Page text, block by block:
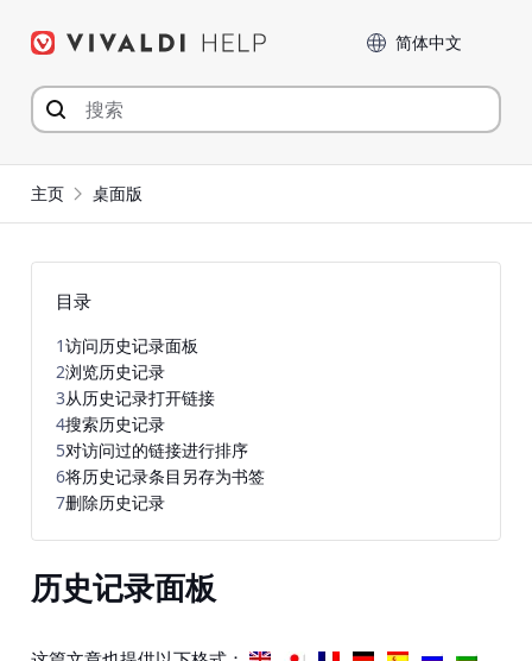
Language
主页 桌面版
历史记录面板
目录
1访问历史记录面板
2浏览历史记录
3从历史记录打开链接
4搜索历史记录
5对访问过的链接进行排序
6将历史记录条目另存为书签
7删除历史记录